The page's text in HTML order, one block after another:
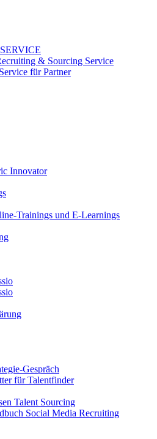
& Sourcing Service
für Partner
Innovator
Trainings und E-Learnings
Gespräch
für Talentfinder
Talent Sourcing
Social Media Recruiting